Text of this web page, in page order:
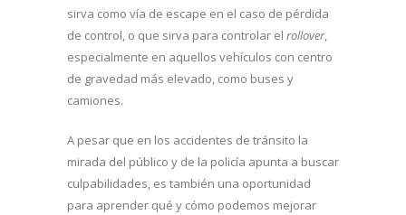
sirva como vía de escape en el caso de pérdida
de control, o que sirva para controlar el rollover,
especialmente en aquellos vehículos con centro
de gravedad más elevado, como buses y
camiones.
A pesar que en los accidentes de tránsito la
mirada del público y de la policía apunta a buscar
culpabilidades, es también una oportunidad
para aprender qué y cómo podemos mejorar